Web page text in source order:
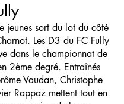
jeunes sort du lot du côté
Les D3 du FC Fully
dans le championnat de
2ème degré. Entraînés
Vaudan, Christophe
Rappaz mettent tout en